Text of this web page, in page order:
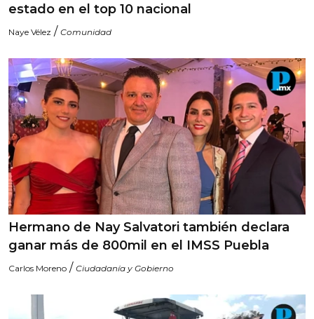
estado en el top 10 nacional
Naye Vélez / Comunidad
Hermano de Nay Salvatori también declara
ganar más de 800mil en el IMSS Puebla
Carlos Moreno / Ciudadanía y Gobierno